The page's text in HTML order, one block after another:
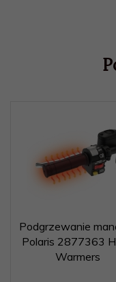
Podgrzewanie
Polaris 2877363
Warmers